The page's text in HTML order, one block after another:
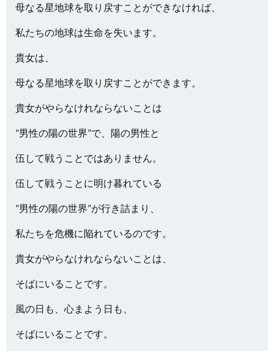
母なる星地球を取り戻すことができなければ、
私たちの地球は生命を失います。
貴女は、
母なる星地球を取り戻すことができます。
貴女がやらなけれならないことは
”男性の陽の世界”で、陽の男性と
伍して戦うことではありません。
伍して戦うことに明け暮れている
”男性の陽の世界”が行き詰まり、
私たちを危機に陥れているのです。
貴女がやらなけれならないことは、
そばにいることです。
風の日も、心まよう日も、
そばにいることです。